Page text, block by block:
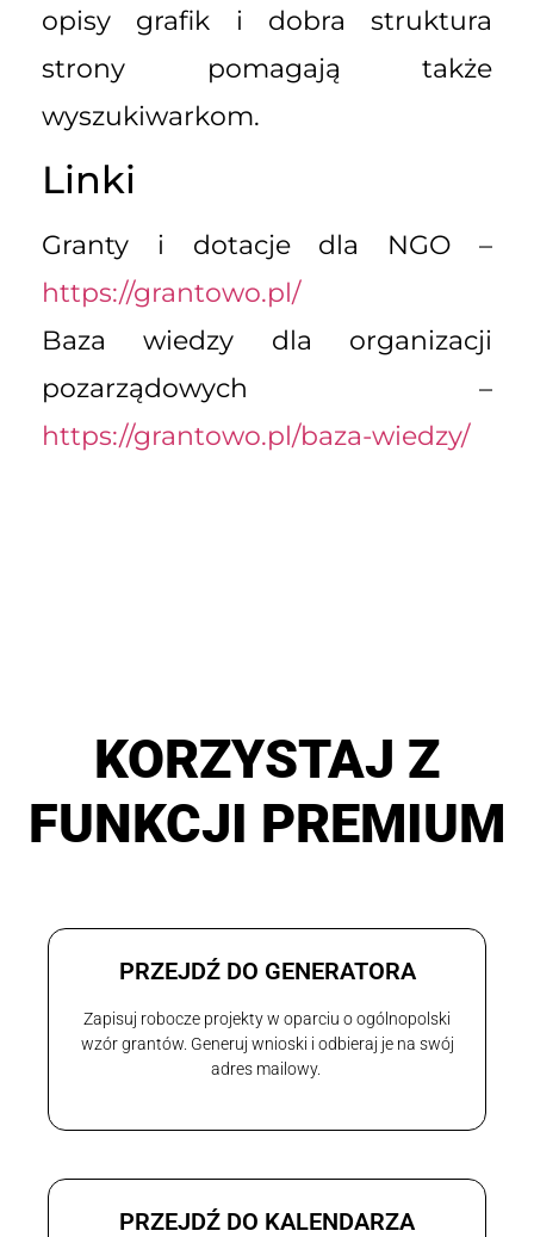
opisy grafik i dobra struktura
strony pomagają także
wyszukiwarkom.
Linki
Granty i dotacje dla NGO –
https://grantowo.pl/
Baza wiedzy dla organizacji
pozarządowych –
https://grantowo.pl/baza-wiedzy/
KORZYSTAJ Z
FUNKCJI PREMIUM
PRZEJDŹ DO GENERATORA
Zapisuj robocze projekty w oparciu o ogólnopolski
wzór grantów. Generuj wnioski i odbieraj je na swój
adres mailowy.
PRZEJDŹ DO KALENDARZA